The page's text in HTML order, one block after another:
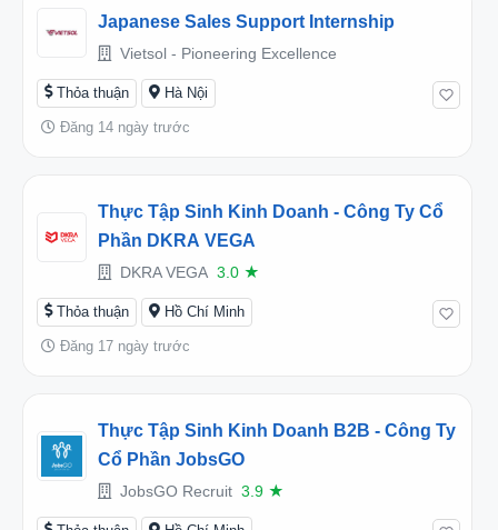
Japanese Sales Support Internship
Vietsol - Pioneering Excellence
Thỏa thuận Hà Nội
Đăng 14 ngày trước
Thực Tập Sinh Kinh Doanh - Công Ty Cổ
Phần DKRA VEGA
DKRA VEGA 3.0 ★
Thỏa thuận Hồ Chí Minh
Đăng 17 ngày trước
Thực Tập Sinh Kinh Doanh B2B - Công Ty
Cổ Phần JobsGO
JobsGO Recruit 3.9 ★